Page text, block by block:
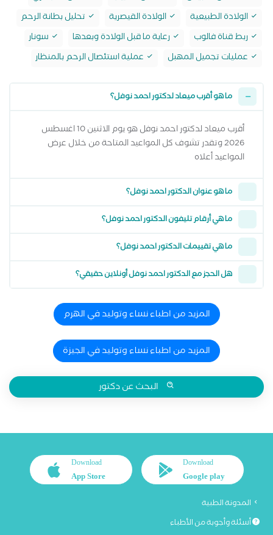
الولادة الطبيعية
الولادة القيصرية
تحليل بطانة الرحم
ربط قناة فالوب
رعاية ما قبل الولادة وبعدها
سونار
عمليات تجميل المهبل
عملية استئصال الرحم بالمنظار
ما هو أقرب ميعاد لدكتور احمد نوفل؟
أقرب ميعاد لدكتور احمد نوفل هو يوم الاثنين 10 اغسطس
2026 وتقدر تشوف كل المواعيد المتاحة من خلال عرض
المواعيد أعلاه
ما هو عنوان الدكتور احمد نوفل؟
ما هي أرقام تليفون الدكتور احمد نوفل؟
ما هي تقييمات الدكتور احمد نوفل؟
هل الحجز مع الدكتور احمد نوفل أونلاين حقيقي؟
المزيد من اطباء نساء وتوليد في الهرم
المزيد من اطباء نساء وتوليد في الجيزة
البحث عن دكتور
Download
Google play
Download
App Store
المدونة الطبية
أسئلة وأجوبة من الأطباء